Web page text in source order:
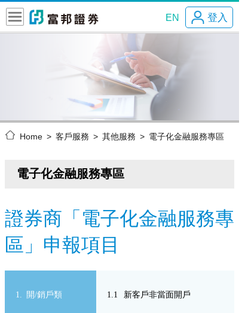
登入
EN
Home 客戶服務 其他服務 電子化金融服務專區
證券商「電子化金融服務專
區」申報項目
開/銷戶類 新客戶非當面開戶
電子化金融服務專區